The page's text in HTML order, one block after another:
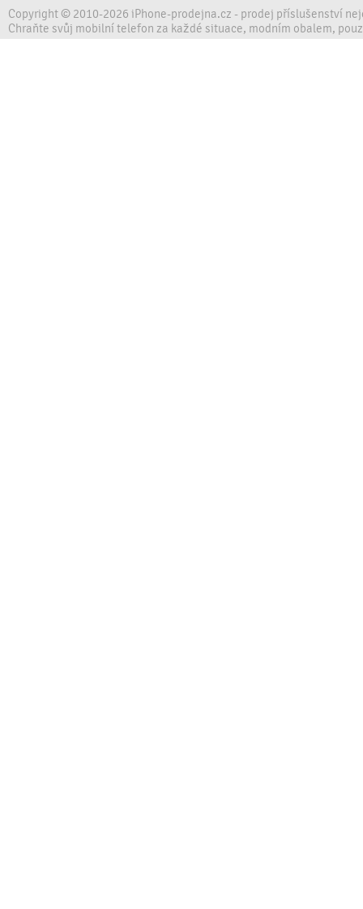
Copyright © 2010-2026 iPhone-prodejna.cz - prodej příslušenství
Chraňte svůj mobilní telefon za každé situace, modním obalem,